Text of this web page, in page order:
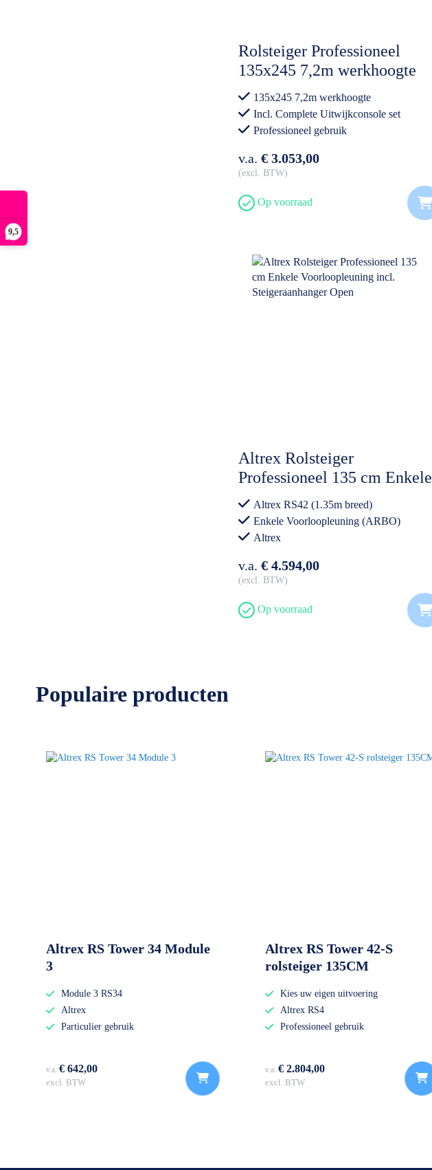
9,5
Rolsteiger Professioneel
135x245 7,2m werkhoogte
CarbonDeck incl
Uitwijkconsole Compleet
135x245 7,2m werkhoogte
Incl. Complete Uitwijkconsole set
Professioneel gebruik
v.a. € 3.053,00
excl. BTW
Op voorraad
Altrex Rolsteiger
Professioneel 135 cm Enkele
Voorloopleuning incl.
Steigeraanhanger Open
Altrex RS42 (1.35m breed)
Enkele Voorloopleuning (ARBO)
Altrex
v.a. € 4.594,00
excl. BTW
Op voorraad
Populaire producten
Altrex RS Tower 34 Module
3
Module 3 RS34
Altrex
Particulier gebruik
v.a. € 642,00
excl. BTW
Altrex RS Tower 42-S
rolsteiger 135CM
Kies uw eigen uitvoering
Altrex RS4
Professioneel gebruik
v.a. € 2.804,00
excl. BTW